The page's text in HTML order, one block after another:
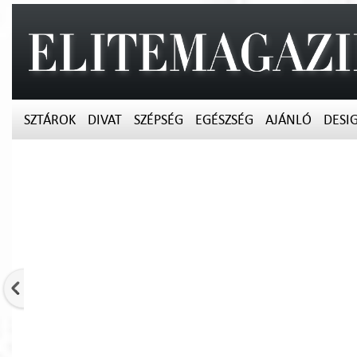
SZTÁROK DIVAT SZÉPSÉG EGÉSZSÉG AJÁNLÓ